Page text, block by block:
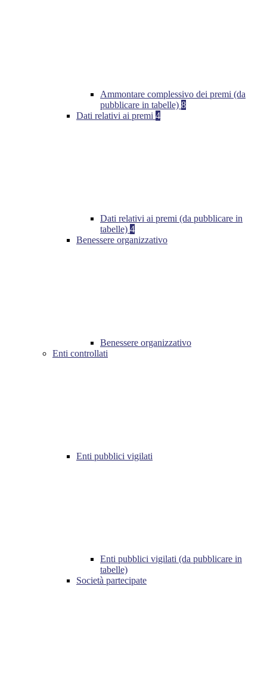
Ammontare complessivo dei premi (da
pubblicare in tabelle) 8
Dati relativi ai premi 4
Dati relativi ai premi (da pubblicare in
tabelle) 4
Benessere organizzativo
Benessere organizzativo
Enti controllati
Enti pubblici vigilati
Enti pubblici vigilati (da pubblicare in
tabelle)
Società partecipate